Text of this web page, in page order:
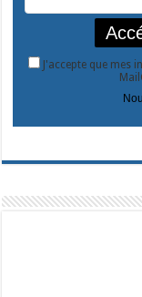
J'accepte que mes